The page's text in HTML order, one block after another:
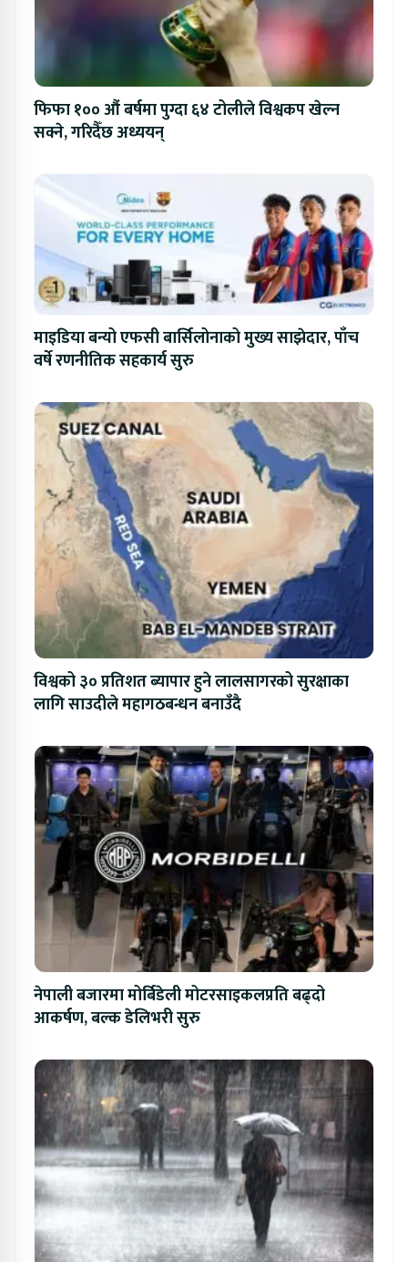
फिफा १०० औं बर्षमा पुग्दा ६४ टोलीले विश्वकप खेल्न
सक्ने, गरिदैँछ अध्ययन्
माइडिया बन्यो एफसी बार्सिलोनाको मुख्य साझेदार, पाँच
वर्षे रणनीतिक सहकार्य सुरु
विश्वको ३० प्रतिशत ब्यापार हुने लालसागरको सुरक्षाका
लागि साउदीले महागठबन्धन बनाउँदै
नेपाली बजारमा मोर्बिडेली मोटरसाइकलप्रति बढ्दो
आकर्षण, बल्क डेलिभरी सुरु